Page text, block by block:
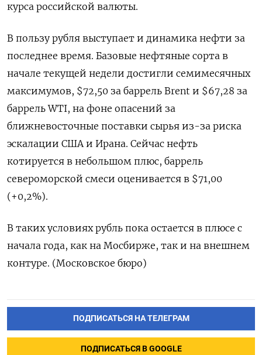
курса российской валюты.
В пользу рубля выступает и динамика ‌нефти за
последнее время. Базовые нефтяные сорта в
начале текущей недели достигли семимесячных
максимумов, $72,50 за баррель Brent и $67,28 ‌за
баррель WTI, на фоне опасений за
ближневосточные поставки сырья из-за риска
эскалации США и Ирана. Сейчас нефть
котируется в небольшом ​плюс, баррель
североморской смеси оценивается в $71,00
(+0,2%).
В таких условиях рубль пока остается в плюсе ‌с
начала года, как на Мосбирже, так и на внешнем
контуре. (Московское бюро)
ПОДПИСАТЬСЯ НА ТЕЛЕГРАМ
ПОДПИСАТЬСЯ В GOOGLE